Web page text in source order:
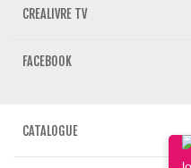
CREALIVRE TV
FACEBOOK
CATALOGUE